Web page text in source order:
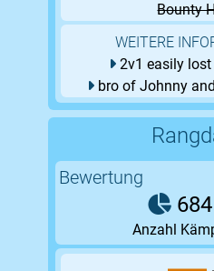
Bounty
WEITERE
2v1 easily
bro of Johnny
Bewertung
684
Anzahl